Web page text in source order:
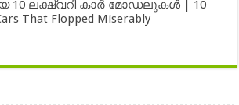
10 ലക്ഷ്വറി കാർ മോഡലുകൾ | 10
That Flopped Miserably